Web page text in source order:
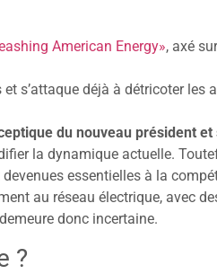
American Energy», axé
s’attaque déjà à détricoter les
du nouveau président et
la dynamique actuelle.
essentielles à la
au réseau électrique, avec
donc incertaine.
?